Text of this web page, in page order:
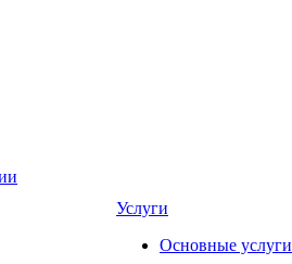
Услуги
Основные услуги